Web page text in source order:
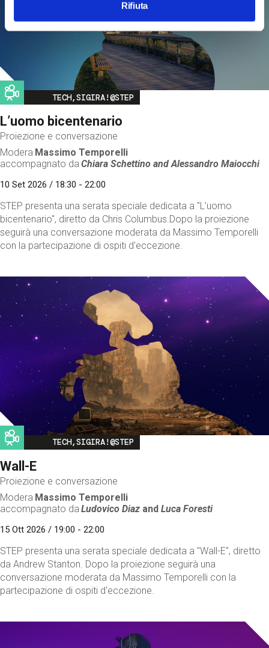
Rifiuta
Image
TECH,SIGIRA!@STEP
L’uomo bicentenario
Proiezione e conversazione
Modera Massimo Temporelli
accompagnato da Chiara Schettino andAlessandro Maiocchi
10 Set 2026 / 18:30 - 22:00
STEP presenta una serata speciale dedicata a "L’uomo
bicentenario", diretto da Chris Columbus.Dopo la proiezione
seguirà una conversazione moderata da Massimo Temporelli
con la partecipazione di ospiti d'eccezione.
Image
TECH,SIGIRA!@STEP
Wall-E
Proiezione e conversazione
Modera Massimo Temporelli
accompagnato da Ludovico Diaz andLuca Foresti
15 Ott 2026 / 19:00 - 22:00
STEP presenta una serata speciale dedicata a "Wall-E", diretto
da Andrew Stanton. Dopo la proiezione seguirà una
conversazione moderata da Massimo Temporelli con la
partecipazione di ospiti d'eccezione.